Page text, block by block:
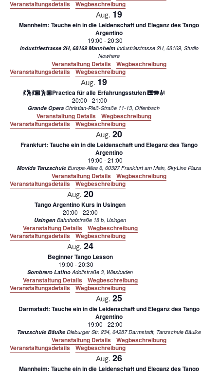
Veranstaltungsdetails
Wegbeschreibung
Aug. 19
Mannheim: Tauche ein in die Leidenschaft und Eleganz des Tango
Argentino
19:00 -20:30
Industriestrasse 2H, 68169 Mannheim Industriestrasse 2H, 68169, Studio
Nowhere
Veranstaltung Details
Wegbeschreibung
Veranstaltungsdetails
Wegbeschreibung
Aug. 19
💃🕺💃🏾🕺🏾Practica für alle Erfahrungsstufen 🎹🪗🎻
20:00 -21:00
Grande Opera Christian-Pleß-Straße 11-13, Offenbach
Veranstaltung Details
Wegbeschreibung
Veranstaltungsdetails
Wegbeschreibung
Aug. 20
Frankfurt: Tauche ein in die Leidenschaft und Eleganz des Tango
Argentino
19:00 -21:00
Movida Tanzschule Europa-Allee 6, 60327 Frankfurt am Main, SkyLine Plaza
Veranstaltung Details
Wegbeschreibung
Veranstaltungsdetails
Wegbeschreibung
Aug. 20
Tango Argentino Kurs in Usingen
20:00 -22:00
Usingen Bahnhofstraße 18 b, Usingen
Veranstaltung Details
Wegbeschreibung
Veranstaltungsdetails
Wegbeschreibung
Aug. 24
Beginner Tango Lesson
19:00 -20:30
Sombrero Latino Adolfstraße 3, Wiesbaden
Veranstaltung Details
Wegbeschreibung
Veranstaltungsdetails
Wegbeschreibung
Aug. 25
Darmstadt: Tauche ein in die Leidenschaft und Eleganz des Tango
Argentino
19:00 -22:00
Tanzschule Bäulke Dieburger Str. 234, 64287 Darmstadt, Tanzschule Bäulke
Veranstaltung Details
Wegbeschreibung
Veranstaltungsdetails
Wegbeschreibung
Aug. 26
Mannheim: Tauche ein in die Leidenschaft und Eleganz des Tango